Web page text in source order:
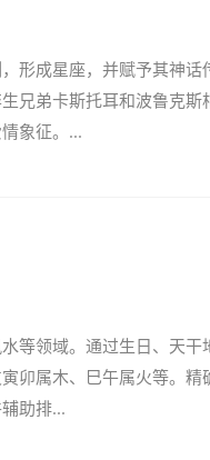
形成星座，并赋予其神话
兄弟卡斯托耳和波鲁克斯
象征。...
等领域。通过生日、天干
卯属木、巳午属火等。精
助排...